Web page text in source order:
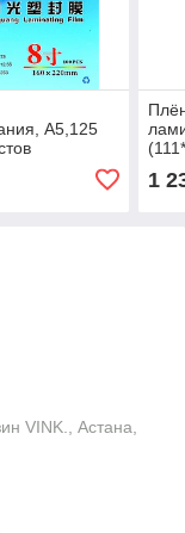
A5,125
1
VINK., Астана,